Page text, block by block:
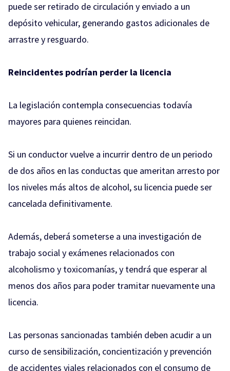
puede ser retirado de circulación y enviado a un
depósito vehicular, generando gastos adicionales de
arrastre y resguardo.
Reincidentes podrían perder la licencia
La legislación contempla consecuencias todavía
mayores para quienes reincidan.
Si un conductor vuelve a incurrir dentro de un periodo
de dos años en las conductas que ameritan arresto por
los niveles más altos de alcohol, su licencia puede ser
cancelada definitivamente.
Además, deberá someterse a una investigación de
trabajo social y exámenes relacionados con
alcoholismo y toxicomanías, y tendrá que esperar al
menos dos años para poder tramitar nuevamente una
licencia.
Las personas sancionadas también deben acudir a un
curso de sensibilización, concientización y prevención
de accidentes viales relacionados con el consumo de